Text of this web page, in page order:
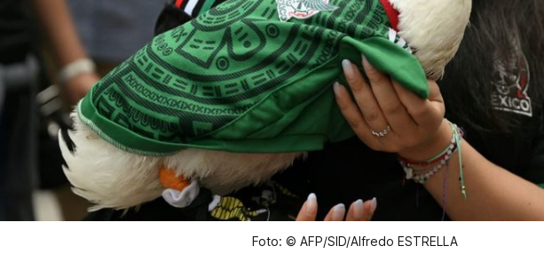
Foto: © AFP/SID/Alfredo ESTRELLA